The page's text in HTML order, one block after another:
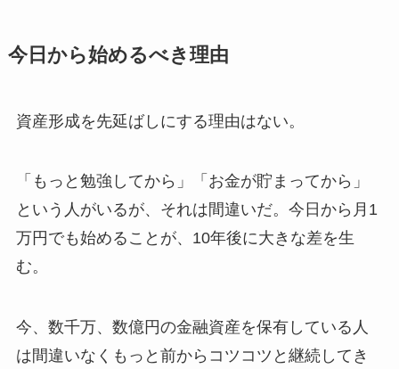
今日から始めるべき理由
資産形成を先延ばしにする理由はない。
「もっと勉強してから」「お金が貯まってから」
という人がいるが、それは間違いだ。今日から月1
万円でも始めることが、10年後に大きな差を生
む。
今、数千万、数億円の金融資産を保有している人
は間違いなくもっと前からコツコツと継続してき